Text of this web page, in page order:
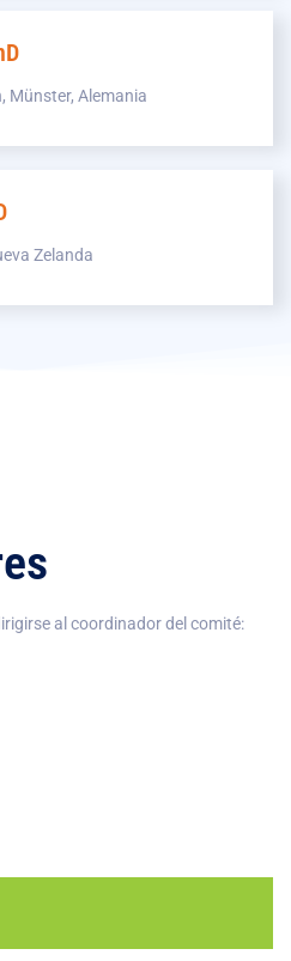
Münster, Alemania
Zelanda
al coordinador del comité: